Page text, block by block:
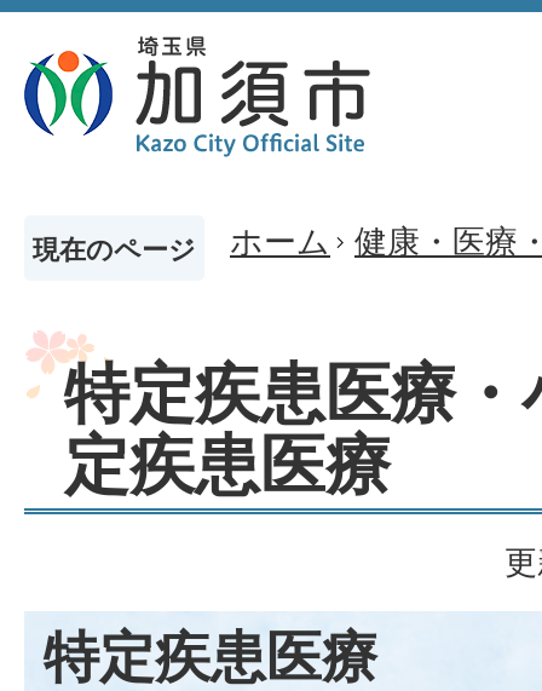
現在のページ ホーム 健康・医療
特定疾患医療
定疾患医療
特定疾患医療